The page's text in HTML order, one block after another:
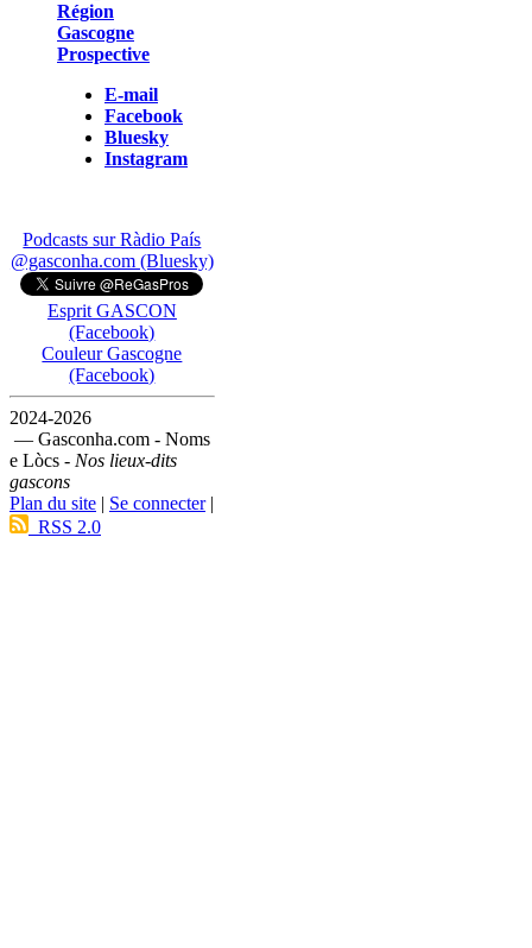
Région
Gascogne
Prospective
E-mail
Facebook
Bluesky
Instagram
Podcasts sur Ràdio País
@gasconha.com (Bluesky)
Esprit GASCON
(Facebook)
Couleur Gascogne
(Facebook)
2024-2026
— Gasconha.com - Noms
e Lòcs - Nos lieux-dits
gascons
Plan du site | Se connecter|
RSS 2.0